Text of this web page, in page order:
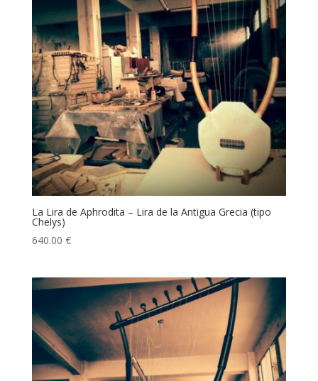
La Lira de Aphrodita – Lira de la Antigua Grecia (tipo
Chelys)
640.00 €